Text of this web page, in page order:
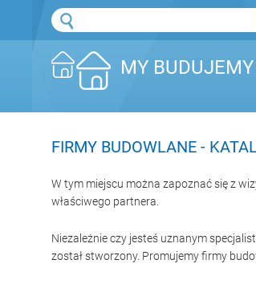
MY BUDUJEMY
FIRMY BUDOWLANE -
W tym miejscu można zapoznać się z
właściwego partnera.
Niezależnie czy jesteś uznanym
został stworzony. Promujemy firmy